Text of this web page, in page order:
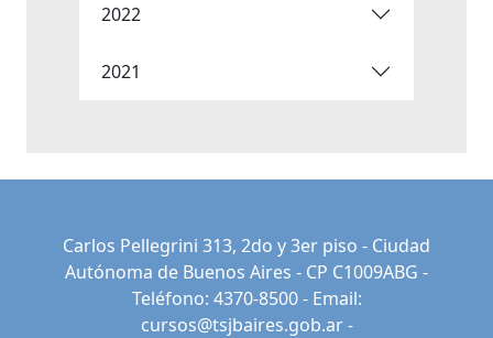
2022
2021
Carlos Pellegrini 313, 2do y 3er piso - Ciudad
Autónoma de Buenos Aires - CP C1009ABG -
Teléfono: 4370-8500 - Email:
cursos@tsjbaires.gob.ar-